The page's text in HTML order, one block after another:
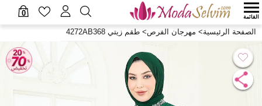
0 القائمة
الصفحة الرئيسية> مهرجان الفرص> طقم زيتي 4272AB368